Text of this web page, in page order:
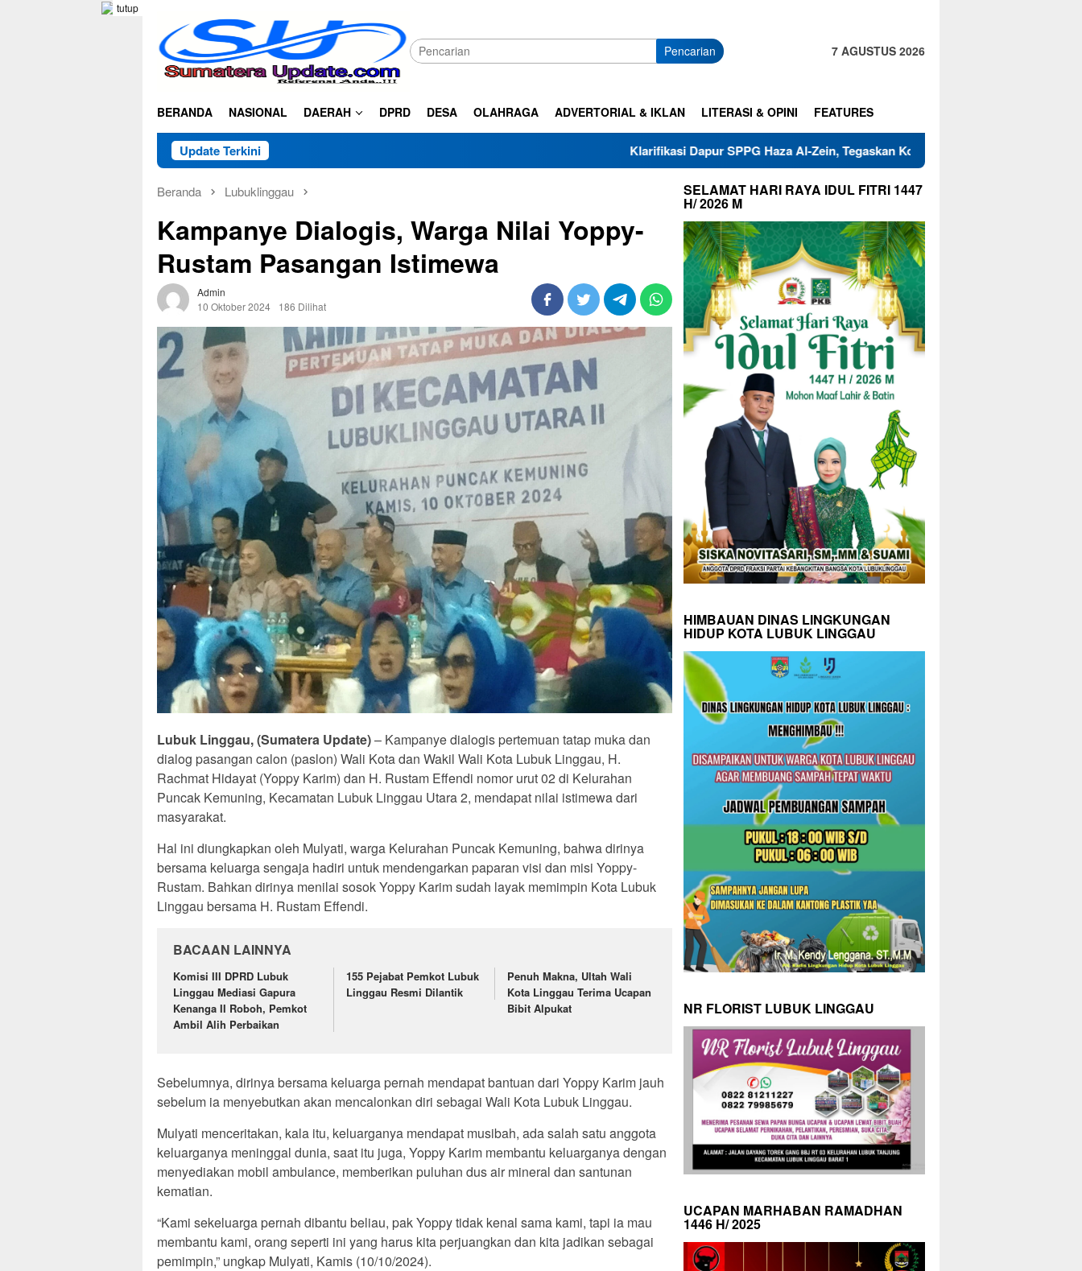
konten
tutup
Pencarian 7 AGUSTUS 2026
BERANDA NASIONAL DAERAH DPRD DESA OLAHRAGA ADVERTORIAL & IKLAN LITERASI & OPINI FEATURES
Update Terkini Klarifikasi Dapur SPPG Haza Al-Zein, Tegaskan Komitmen Jaga Mutu Makanan
Beranda Lubuklinggau
Kampanye Dialogis, Warga Nilai Yoppy-
Rustam Pasangan Istimewa
Admin
10 Oktober 2024
186 Dilihat
Lubuk Linggau, (Sumatera Update)– Kampanye dialogis pertemuan tatap muka dan
dialog pasangan calon (paslon) Wali Kota dan Wakil Wali Kota Lubuk Linggau, H.
Rachmat Hidayat (Yoppy Karim) dan H. Rustam Effendi nomor urut 02 di Kelurahan
Puncak Kemuning, Kecamatan Lubuk Linggau Utara 2, mendapat nilai istimewa dari
masyarakat.
Hal ini diungkapkan oleh Mulyati, warga Kelurahan Puncak Kemuning, bahwa dirinya
bersama keluarga sengaja hadiri untuk mendengarkan paparan visi dan misi Yoppy-
Rustam. Bahkan dirinya menilai sosok Yoppy Karim sudah layak memimpin Kota Lubuk
Linggau bersama H. Rustam Effendi.
BACAAN LAINNYA
Komisi III DPRD Lubuk
Linggau Mediasi Gapura
Kenanga II Roboh, Pemkot
Ambil Alih Perbaikan
155 Pejabat Pemkot Lubuk
Linggau Resmi Dilantik
Penuh Makna, Ultah Wali
Kota Linggau Terima Ucapan
Bibit Alpukat
Sebelumnya, dirinya bersama keluarga pernah mendapat bantuan dari Yoppy Karim jauh
sebelum ia menyebutkan akan mencalonkan diri sebagai Wali Kota Lubuk Linggau.
Mulyati menceritakan, kala itu, keluarganya mendapat musibah, ada salah satu anggota
keluarganya meninggal dunia, saat itu juga, Yoppy Karim membantu keluarganya dengan
menyediakan mobil ambulance, memberikan puluhan dus air mineral dan santunan
kematian.
“Kami sekeluarga pernah dibantu beliau, pak Yoppy tidak kenal sama kami, tapi ia mau
membantu kami, orang seperti ini yang harus kita perjuangkan dan kita jadikan sebagai
pemimpin,” ungkap Mulyati, Kamis (10/10/2024).
SELAMAT HARI RAYA IDUL FITRI 1447
H/ 2026 M
HIMBAUAN DINAS LINGKUNGAN
HIDUP KOTA LUBUK LINGGAU
NR FLORIST LUBUK LINGGAU
UCAPAN MARHABAN RAMADHAN
1446 H/ 2025